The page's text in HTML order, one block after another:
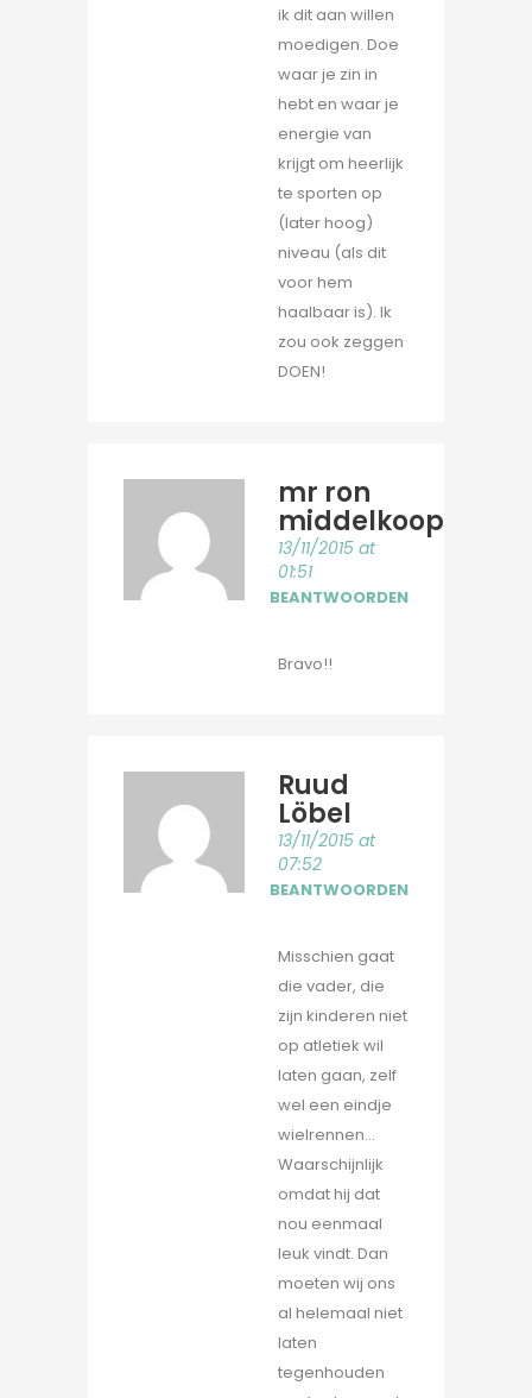
ik dit aan willen
moedigen. Doe
waar je zin in
hebt en waar je
energie van
krijgt om heerlijk
te sporten op
(later hoog)
niveau (als dit
voor hem
haalbaar is). Ik
zou ook zeggen
DOEN!
mr ron
middelkoop
13/11/2015 at
01:51
BEANTWOORDEN
Bravo!!
Ruud
Löbel
13/11/2015 at
07:52
BEANTWOORDEN
Misschien gaat
die vader, die
zijn kinderen niet
op atletiek wil
laten gaan, zelf
wel een eindje
wielrennen…
Waarschijnlijk
omdat hij dat
nou eenmaal
leuk vindt. Dan
moeten wij ons
al helemaal niet
laten
tegenhouden